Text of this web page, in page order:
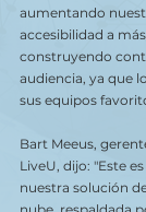
aumentando
accesibilidad a
construyendo
audiencia, ya que
sus equipos
Bart Meeus,
LiveU, dijo: "Este
nuestra solución